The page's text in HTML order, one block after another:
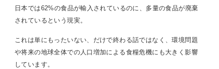
日本では62%の食品が輸入されているのに、多量の食品が廃棄
されているという現実。
これは単にもったいない、だけで終わる話ではなく、環境問題
や将来の地球全体での人口増加による食糧危機にも大きく影響
しています。